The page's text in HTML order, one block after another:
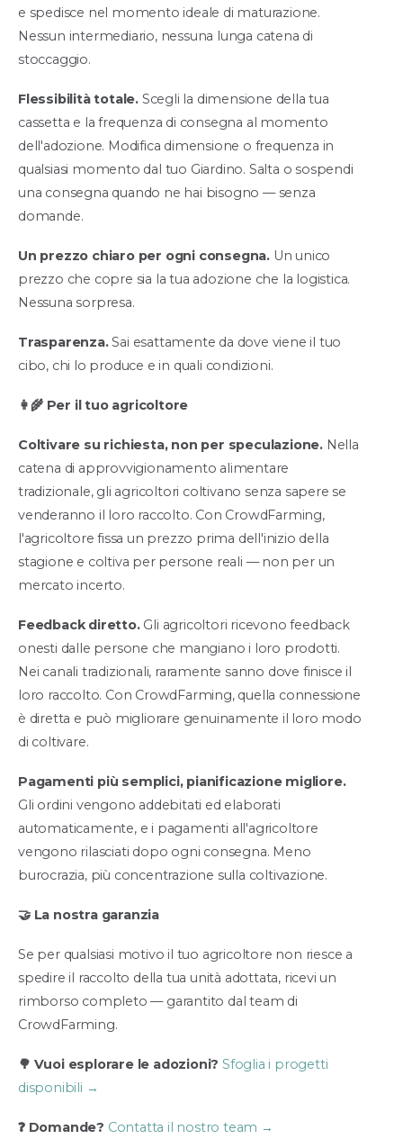
e spedisce nel momento ideale di maturazione.
Nessun intermediario, nessuna lunga catena di
stoccaggio.
Flessibilità totale. Scegli la dimensione della tua
cassetta e la frequenza di consegna al momento
dell'adozione. Modifica dimensione o frequenza in
qualsiasi momento dal tuo Giardino. Salta o sospendi
una consegna quando ne hai bisogno — senza
domande.
Un prezzo chiaro per ogni consegna. Un unico
prezzo che copre sia la tua adozione che la logistica.
Nessuna sorpresa.
Trasparenza.Sai esattamente da dove viene il tuo
cibo, chi lo produce e in quali condizioni.
👩‍🌾 Per il tuo agricoltore
Coltivare su richiesta, non per speculazione. Nella
catena di approvvigionamento alimentare
tradizionale, gli agricoltori coltivano senza sapere se
venderanno il loro raccolto. Con CrowdFarming,
l'agricoltore fissa un prezzo prima dell'inizio della
stagione e coltiva per persone reali — non per un
mercato incerto.
Feedback diretto.Gli agricoltori ricevono feedback
onesti dalle persone che mangiano i loro prodotti.
Nei canali tradizionali, raramente sanno dove finisce il
loro raccolto. Con CrowdFarming, quella connessione
è diretta e può migliorare genuinamente il loro modo
di coltivare.
Pagamenti più semplici, pianificazione migliore.
Gli ordini vengono addebitati ed elaborati
automaticamente, e i pagamenti all'agricoltore
vengono rilasciati dopo ogni consegna. Meno
burocrazia, più concentrazione sulla coltivazione.
🤝 La nostra garanzia
Se per qualsiasi motivo il tuo agricoltore non riesce a
spedire il raccolto della tua unità adottata, ricevi un
rimborso completo — garantito dal team di
CrowdFarming.
🌳 Vuoi esplorare le adozioni? Sfoglia i progetti
disponibili →
❓ Domande? Contatta il nostro team →